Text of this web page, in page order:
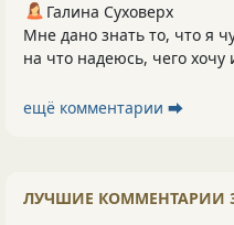
Галина Суховерх
Мне дано знать то, что я
на что надеюсь, чего хочу
ещё комментарии ⮕
ЛУЧШИЕ КОММЕНТАРИИ